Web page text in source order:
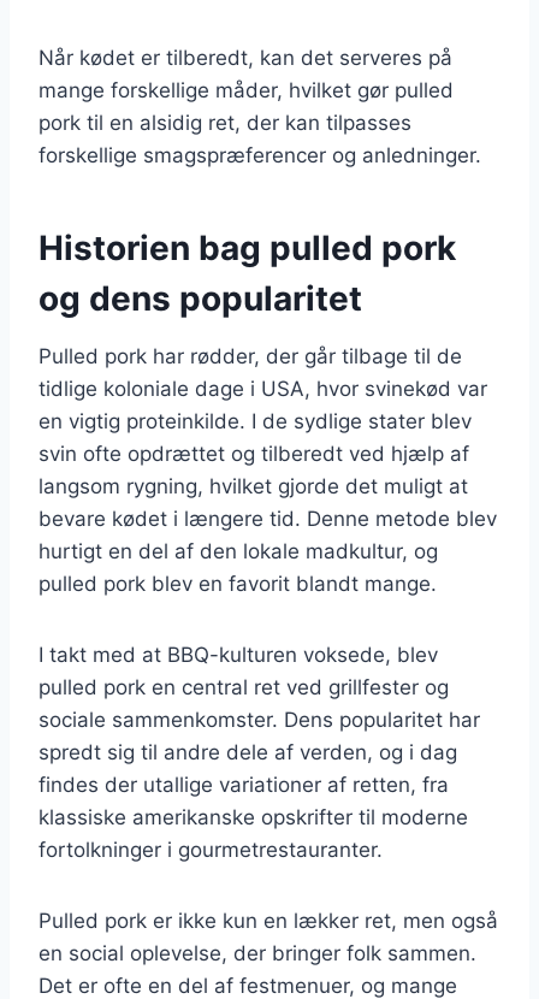
Når kødet er tilberedt, kan det serveres på
mange forskellige måder, hvilket gør pulled
pork til en alsidig ret, der kan tilpasses
forskellige smagspræferencer og anledninger.
Historien bag pulled pork
og dens popularitet
Pulled pork har rødder, der går tilbage til de
tidlige koloniale dage i USA, hvor svinekød var
en vigtig proteinkilde. I de sydlige stater blev
svin ofte opdrættet og tilberedt ved hjælp af
langsom rygning, hvilket gjorde det muligt at
bevare kødet i længere tid. Denne metode blev
hurtigt en del af den lokale madkultur, og
pulled pork blev en favorit blandt mange.
I takt med at BBQ-kulturen voksede, blev
pulled pork en central ret ved grillfester og
sociale sammenkomster. Dens popularitet har
spredt sig til andre dele af verden, og i dag
findes der utallige variationer af retten, fra
klassiske amerikanske opskrifter til moderne
fortolkninger i gourmetrestauranter.
Pulled pork er ikke kun en lækker ret, men også
en social oplevelse, der bringer folk sammen.
Det er ofte en del af festmenuer, og mange